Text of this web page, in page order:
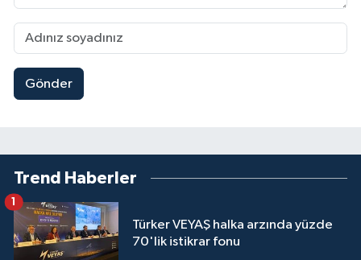
Gönder
Trend Haberler
Türker VEYAŞ halka arzında yüzde
70'lik istikrar fonu
1